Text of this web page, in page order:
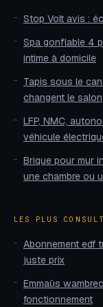
Stop Volt avis :
Spa gonflable 4
intime à domicile
Tapis sous le
changent le salon
LFP, NMC,
véhicule
Brique pour mur
une chambre ou
LES PLUS
Abonnement edf
juste prix
Emmaüs
fonctionnement